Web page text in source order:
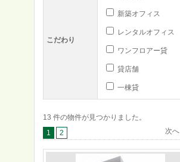
こだわり
新築オフィス
レンタルオフィス
ワンフロアー貸
貸店舗
一棟貸
13 件の物件が見つかりました。
1
2 次へ